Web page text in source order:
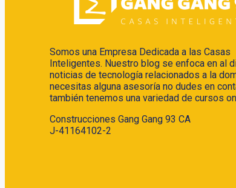
Somos una Empresa Dedicada a las Casas
Inteligentes. Nuestro blog se enfoca en al
noticias de tecnología relacionados a la
necesitas alguna asesoría no dudes en
también tenemos una variedad de cursos
Construcciones Gang Gang 93 CA
J-41164102-2